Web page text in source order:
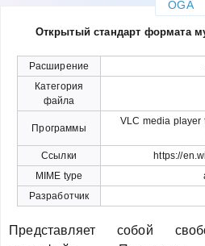
OGA
Открытый стандарт формата
Расширение
Категория
файла
Программы
VLC media player
Ссылки
https://
MIME type
Разработчик
Представляет собой